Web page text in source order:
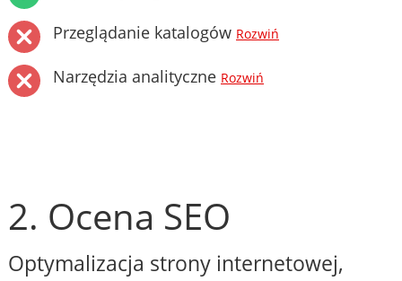
Przeglądanie katalogów Rozwiń
Narzędzia analityczne Rozwiń
2. Ocena SEO
Optymalizacja strony internetowej,